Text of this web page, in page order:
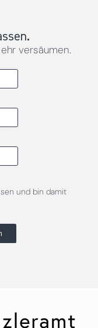
versäumen.
und bin damit